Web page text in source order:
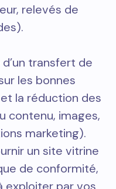
relevés de
transfert de
les bonnes
la réduction des
contenu, images,
marketing).
un site vitrine
de conformité,
exploiter par vos